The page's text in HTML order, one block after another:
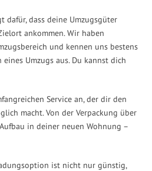
dafür, dass deine Umzugsgüter
ankommen. Wir haben
und kennen uns bestens
Umzugs aus. Du kannst dich
Service an, der dir den
macht. Von der Verpackung über
in deiner neuen Wohnung –
ist nicht nur günstig,